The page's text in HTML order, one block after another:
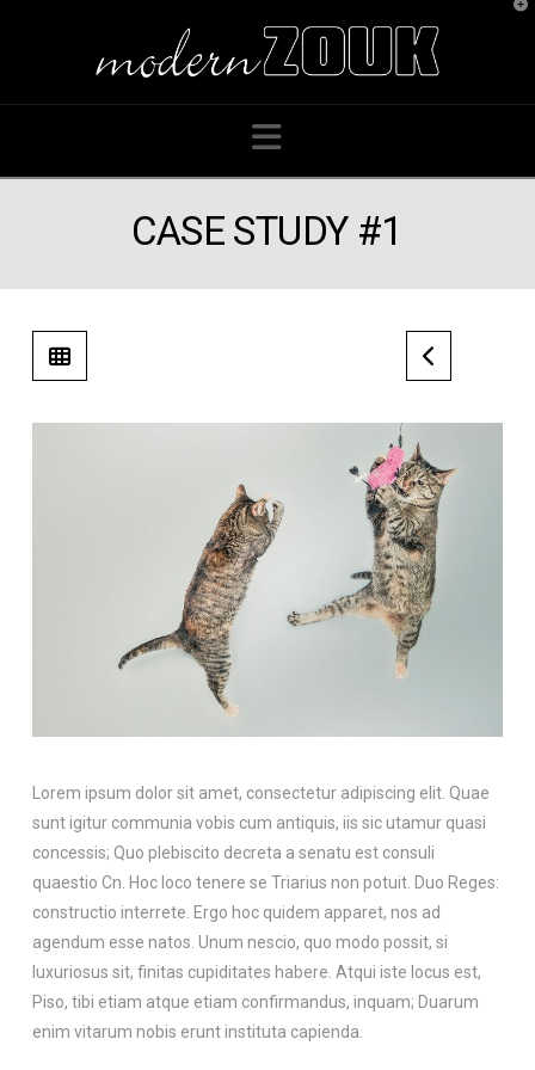
Navigation
CASE STUDY #1
Lorem ipsum dolor sit amet, consectetur adipiscing elit. Quae
sunt igitur communia vobis cum antiquis, iis sic utamur quasi
concessis; Quo plebiscito decreta a senatu est consuli
quaestio Cn. Hoc loco tenere se Triarius non potuit. Duo Reges:
constructio interrete. Ergo hoc quidem apparet, nos ad
agendum esse natos. Unum nescio, quo modo possit, si
luxuriosus sit, finitas cupiditates habere. Atqui iste locus est,
Piso, tibi etiam atque etiam confirmandus, inquam; Duarum
enim vitarum nobis erunt instituta capienda.